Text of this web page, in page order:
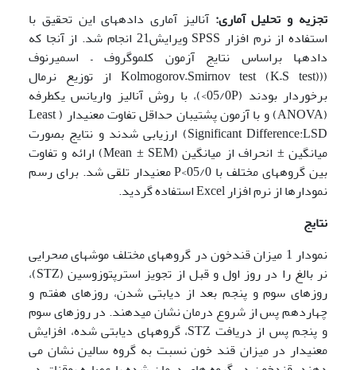
تجزیه و تحلیل آماری:آنالیز آماری داده­های این تحقیق با
استفاده از نرم افزار SPSS ویرایش21 انجام شد. از آنجا که
داده­ها براساس نتایج آزمون کلموگروف – اسمیرنوف
((Kolmogorov–Smirnov test (K–S test) از توزیع نرمال
برخوردار بودند (05/0P>)، با روش آنالیز واریانس یکطرفه
(ANOVA) و با آزمون پشتیبان حداقل تفاوت معنی­دار ( Least
Significant Difference:LSD) ارزیابی شدند و نتایج بصورت
میانگین ± انحراف از میانگین (Mean
±
SEM) ارائه و تفاوت
بین گروه­های مختلف با 05/0>P معنی­دار تلقی شد. برای رسم
نمودارها از نرم افزار Excel استفاده گردید.
نتایج
نمودار 1 میزان قندخون در گروه­های مختلف موش­های صحرایی
نر بالغ را در روز اول و قبل از تجویز استرپتوزوسین (STZ)،
روزهای سوم و پنجم بعد از دیابتی شدن، روزهای هفتم و
چهاردهم پس از شروع درمان نشان می­دهند. در روزهای سوم
و پنجم پس از دریافت STZ، گروه­های دیابتی شده، افزایش
معنی­دار در میزان قند خون نسبت به گروه سالین نشان می